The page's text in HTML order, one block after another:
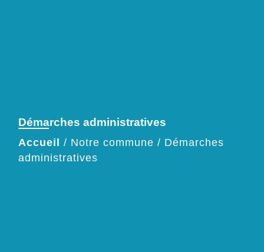
Démarches administratives
Accueil / Notre commune / Démarches
administratives